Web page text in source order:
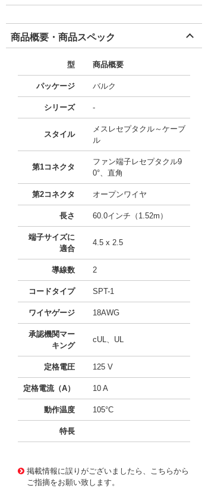
商品概要・商品スペック
型 商品概要
パッケージ バルク
シリーズ -
スタイル
メスレセプタクル～ケーブ
ル
第1コネクタ
ファン端子レセプタクル9
0°、直角
第2コネクタ オープンワイヤ
長さ 60.0インチ（1.52m）
端子サイズに
適合
4.5 x 2.5
導線数 2
コードタイプ SPT-1
ワイヤゲージ 18AWG
承認機関マー
キング
cUL、UL
定格電圧 125 V
定格電流（A） 10 A
動作温度 105°C
特長
掲載情報に誤りがございましたら、こちらから
ご指摘をお願い致します。